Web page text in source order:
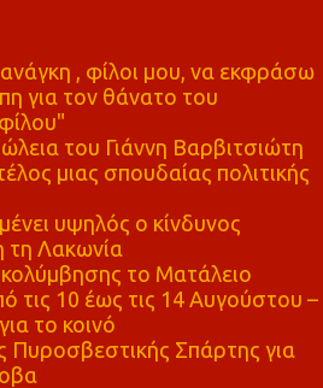
, φίλοι μου, να εκφράσω
για τον θάνατο του
του Γιάννη Βαρβιτσιώτη
μιας σπουδαίας πολιτικής
υψηλός ο κίνδυνος
τη Λακωνία
το Ματάλειο
τις 10 έως τις 14 Αυγούστου –
το κοινό
Πυροσβεστικής Σπάρτης για